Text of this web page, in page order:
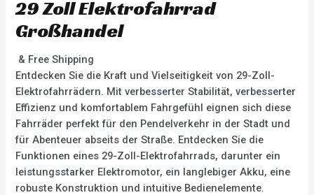
29 Zoll Elektrofahrrad
Großhandel
& Free Shipping
Entdecken Sie die Kraft und Vielseitigkeit von 29-Zoll-
Elektrofahrrädern. Mit verbesserter Stabilität, verbesserter
Effizienz und komfortablem Fahrgefühl eignen sich diese
Fahrräder perfekt für den Pendelverkehr in der Stadt und
für Abenteuer abseits der Straße. Entdecken Sie die
Funktionen eines 29-Zoll-Elektrofahrrads, darunter ein
leistungsstarker Elektromotor, ein langlebiger Akku, eine
robuste Konstruktion und intuitive Bedienelemente.